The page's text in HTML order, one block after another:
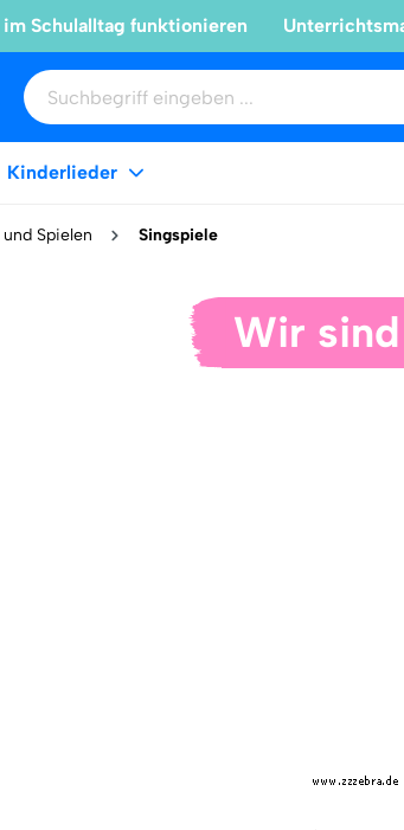
Schulalltag funktionieren
Kinderlieder
Spielen Singspiele
Wir